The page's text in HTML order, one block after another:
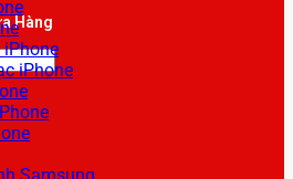
Hàng
iPhone
iPhone